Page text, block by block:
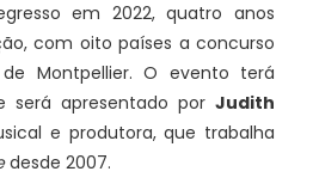
em 2022, quatro anos
com oito países a concurso
Montpellier. O evento terá
será apresentado por Judith
e produtora, que trabalha
desde 2007.